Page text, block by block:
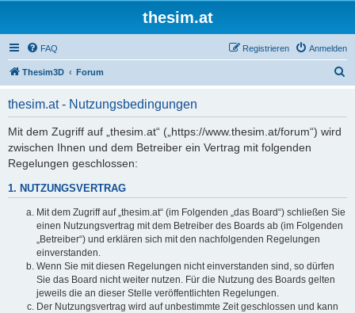
thesim.at
FAQ Anmelden
Registrieren
Thesim3D Forum
thesim.at - Nutzungsbedingungen
Mit dem Zugriff auf „thesim.at“ („https://www.thesim.at/forum“) wird
zwischen Ihnen und dem Betreiber ein Vertrag mit folgenden
Regelungen geschlossen:
1. NUTZUNGSVERTRAG
Mit dem Zugriff auf „thesim.at“ (im Folgenden „das Board“) schließen Sie
einen Nutzungsvertrag mit dem Betreiber des Boards ab (im Folgenden
„Betreiber“) und erklären sich mit den nachfolgenden Regelungen
einverstanden.
Wenn Sie mit diesen Regelungen nicht einverstanden sind, so dürfen
Sie das Board nicht weiter nutzen. Für die Nutzung des Boards gelten
jeweils die an dieser Stelle veröffentlichten Regelungen.
Der Nutzungsvertrag wird auf unbestimmte Zeit geschlossen und kann